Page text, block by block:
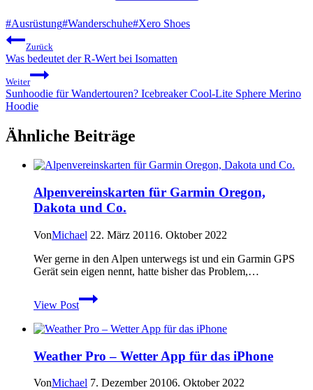
Schlagworte:
#Ausrüstung#Wanderschuhe#Xero Shoes
Beitragsnavigation
Zurück
Was bedeutet der R-Wert bei Isomatten
Weiter
Sunhoodie für Wandertouren? Icebreaker Cool-Lite Sphere Merino
Hoodie
Ähnliche Beiträge
Alpenvereinskarten für Garmin Oregon,
Dakota und Co.
VonMichael 22. März 20116. Oktober 2022
Wer gerne in den Alpen unterwegs ist und ein Garmin GPS
Gerät sein eigen nennt, hatte bisher das Problem,…
View Post
Alpenvereinskarten
für
Oregon,
und
Weather Pro – Wetter App für das iPhone
VonMichael 7. Dezember 20106. Oktober 2022